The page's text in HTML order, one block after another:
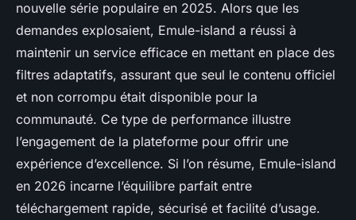
nouvelle série populaire en 2025. Alors que les
demandes explosaient, Emule-island a réussi à
maintenir un service efficace en mettant en place des
filtres adaptatifs, assurant que seul le contenu officiel
et non corrompu était disponible pour la
communauté. Ce type de performance illustre
l’engagement de la plateforme pour offrir une
expérience d’excellence. Si l’on résume, Emule-island
en 2026 incarne l’équilibre parfait entre
téléchargement rapide, sécurisé et facilité d’usage.